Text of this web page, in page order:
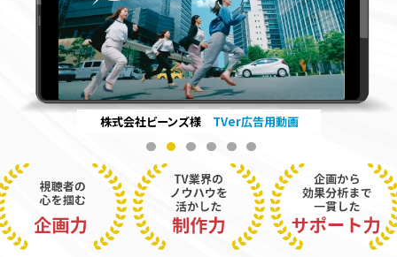
株式会社ビーンズ様 TVer広告用動画